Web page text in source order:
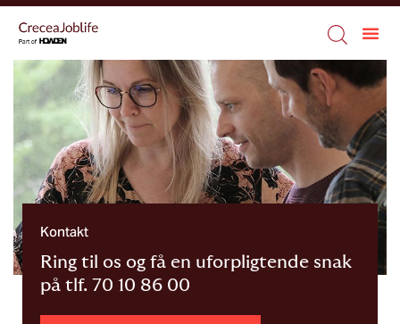
Kontakt
Ring til os og få en uforpligtende snak
på tlf. 70 10 86 00